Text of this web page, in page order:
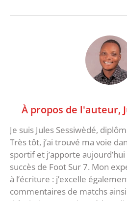
À propos de l'auteur,
Je suis Jules Sessiwèdé,
Très tôt, j’ai trouvé ma voie
sportif et j’apporte
succès de Foot Sur 7. Mon
à l’écriture : j’excelle
commentaires de matchs